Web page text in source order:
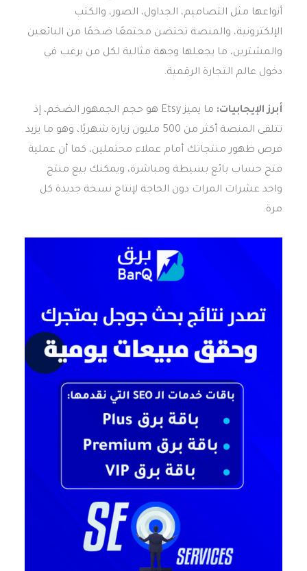
أنواعها مثل التصاميم، الجداول، الصور، والكتب
الإلكترونية، والمنصة تحتضن مجتمعًا ضخمًا من البائعين
والمشترين، ما يجعلها وجهة مثالية لكل من يرغب في
دخول عالم التجارة الرقمية.
أبرز الإيجابيات:
ما يميز Etsy هو حجم الجمهور الضخم، إذ
تتلقى المنصة أكثر من 500 مليون زيارة شهريًا، وهو ما يزيد
فرص ظهور منتجاتك أمام عملاء محتملين، كما أن عملية
فتح حساب بائع بسيطة ومباشرة، ويمكنك بيع منتج
واحد عشرات المرات دون الحاجة لإنتاج نسخة جديدة كل
مرة.